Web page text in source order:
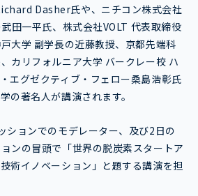
Dasher氏や、ニチコン株式会社
田一平氏、株式会社VOLT 代表取締役
大学 副学長の近藤教授、京都先端科
カリフォルニア大学 バークレー校 ハ
エグゼクティブ・フェロー桑島浩彰氏
の著名人が講演されます。
ションでのモデレーター、及び2日の
ンの冒頭で「世界の脱炭素スタートア
術イノベーション」と題する講演を担